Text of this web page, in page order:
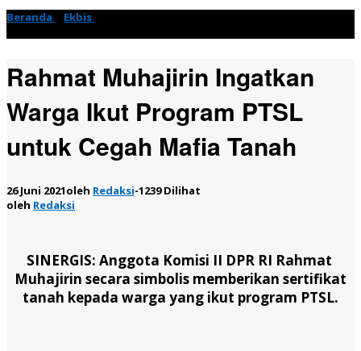
Beranda Ekbis
Rahmat Muhajirin Ingatkan
Warga Ikut Program PTSL
untuk Cegah Mafia Tanah
26 Juni 2021oleh Redaksi-1239 Dilihat
oleh Redaksi
SINERGIS: Anggota Komisi II DPR RI Rahmat
Muhajirin secara simbolis memberikan sertifikat
tanah kepada warga yang ikut program PTSL.